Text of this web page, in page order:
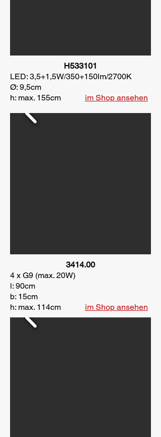
H533101
LED: 3,5+1,5W/350+150lm/2700K
Ø: 9,5cm
h: max. 155cm im Shop ansehen
3414.00
4 x G9 (max. 20W)
l: 90cm
b: 15cm
h: max. 114cm im Shop ansehen